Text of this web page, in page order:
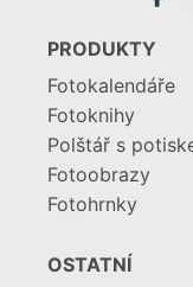
PRODUKTY
Fotokalendáře
Fotoknihy
Polštář s
Fotoobrazy
Fotohrnky
OSTATNÍ